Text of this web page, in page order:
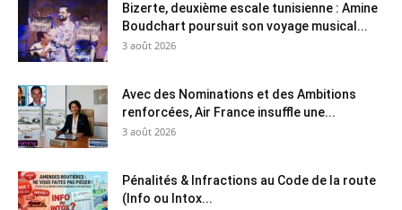
Bizerte, deuxième escale tunisienne : Amine
Boudchart poursuit son voyage musical...
3 août 2026
Avec des Nominations et des Ambitions
renforcées, Air France insuffle une...
3 août 2026
Pénalités & Infractions au Code de la route
(Info ou Intox...